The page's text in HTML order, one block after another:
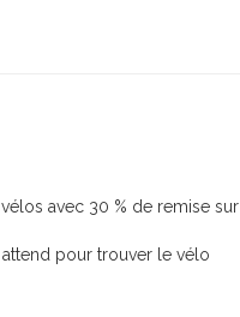
avec 30 % de remise sur
pour trouver le vélo